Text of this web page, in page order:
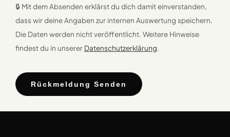
🔒 Mit dem Absenden erklärst du dich damit einverstanden,
dass wir deine Angaben zur internen Auswertung speichern.
Die Daten werden nicht veröffentlicht. Weitere Hinweise
findest du in unserer Datenschutzerklärung.
Rückmeldung Senden